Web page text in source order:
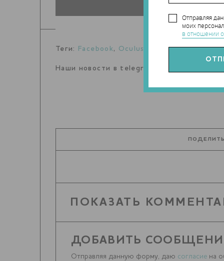
Отправляя
моих
в отношении
Теги: Facebook, Oculus 3D-печать,3D
Наши новости в telegram канале:
ПОКАЗАТЬ
ДОБАВИТЬ
Отправляя данную форму, даю согласие на